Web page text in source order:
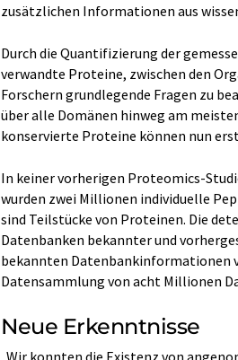
zusätzlichen Informationen aus
Durch die Quantifizierung der
verwandte Proteine, zwischen den
Forschern grundlegende Fragen zu
über alle Domänen hinweg am
konservierte Proteine können nun
In keiner vorherigen Proteomics-
wurden zwei Millionen individuelle
sind Teilstücke von Proteinen. Die
Datenbanken bekannter und
bekannten Datenbankinformationen
Datensammlung von acht Millionen
Neue Erkenntnisse
„Wir konnten die Existenz von